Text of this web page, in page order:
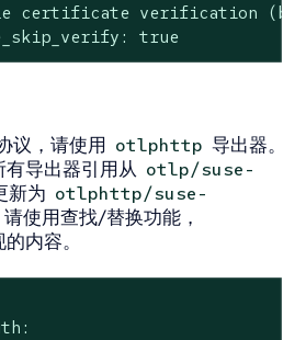
certificate verification
true
议，请使用 otlphttp 导出器。
有导出器引用从 otlp/suse-
新为 otlphttp/suse-
请使用查找/替换功能，
内容。